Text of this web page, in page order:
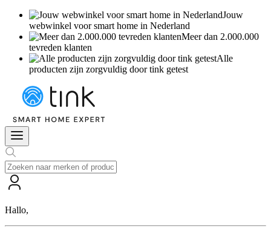
Jouw
webwinkel voor smart home in Nederland
Meer dan 2.000.000
tevreden klanten
Alle
producten zijn zorgvuldig door tink getest
Hallo,